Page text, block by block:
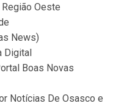
Oeste
News)
Digital
Boas Novas
Notícias De Osasco e